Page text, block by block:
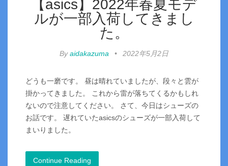
【asics】2022年春夏モデ
ルが一部入荷してきまし
た。
Byaidakazuma • 2022年5月2日
どうも一磨です。 昼は晴れていましたが、段々と雲が
掛かってきました。 これから雷が落ちてくるかもしれ
ないので注意してください。 さて、今日はシューズの
お話です。 遅れていたasicsのシューズが一部入荷して
まいりました。
Continue Reading